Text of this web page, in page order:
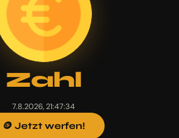
Zahl
7.8.2026, 21:47:34
🪙 Jetzt werfen!